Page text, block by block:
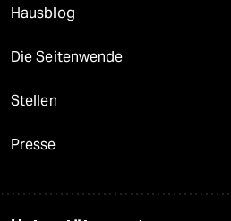
Hausblog
Die Seitenwende
Stellen
Presse